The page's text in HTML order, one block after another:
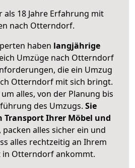
als 18 Jahre Erfahrung mit
nach Otterndorf.
haben langjährige
Umzüge nach Otterndorf
die ein Umzug
Otterndorf mit sich bringt.
alles, von der Planung bis
des Umzugs. Sie
Transport Ihrer Möbel und
, packen alles sicher ein und
alles rechtzeitig an Ihrem
in Otterndorf ankommt.